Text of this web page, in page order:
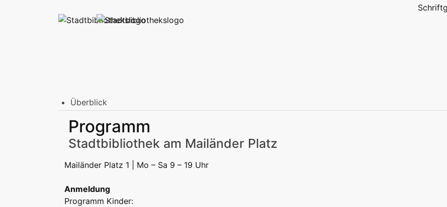
Überblick
Stadtbibliothek am Mailänder Platz
Erwachsene Jugend | Freizeit
Stadtteilbibliotheken
Erwachsene Jugend | Freizeit Kinder | Freizeit Kitas | Schulen
Podcast
Programm
Stadtbibliothek am Mailänder Platz
Mailänder Platz 1 | Mo – Sa 9 – 19 Uhr
Anmeldung
Programm Kinder: